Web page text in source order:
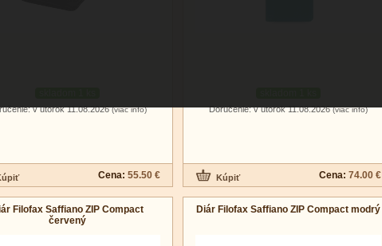
v utorok 11.08.2026(viac info)
Cena: 55.50 €
Doručenie: v utorok 11.08.2026(viac info)
Cena: 74.00 €
Filofax Saffiano ZIP Compact
červený
Diár Filofax Saffiano ZIP Compact modrý